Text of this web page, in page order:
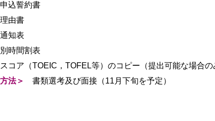
申込誓約書
由書
知表
別時間割表
スコア（TOEIC，TOFEL等）のコピー（提出可能な場合の
法＞
書類選考及び面接（11月下旬を予定）